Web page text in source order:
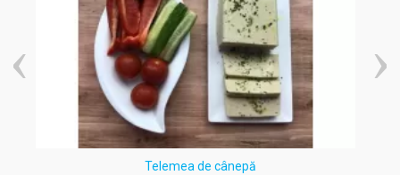
Telemea de cânepă